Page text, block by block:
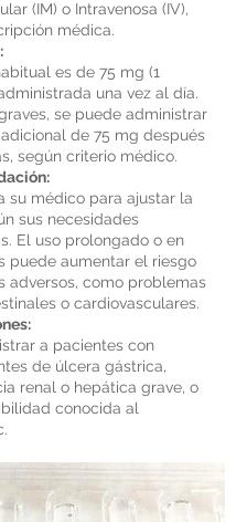
(IM) o Intravenosa (IV),
médica.
es de 75 mg (1
una vez al día.
se puede administrar
de 75 mg después
según criterio médico.
su médico para ajustar la
sus necesidades
El uso prolongado o en
puede aumentar el riesgo
adversos, como problemas
o cardiovasculares.
a pacientes con
de úlcera gástrica,
renal o hepática grave, o
conocida al